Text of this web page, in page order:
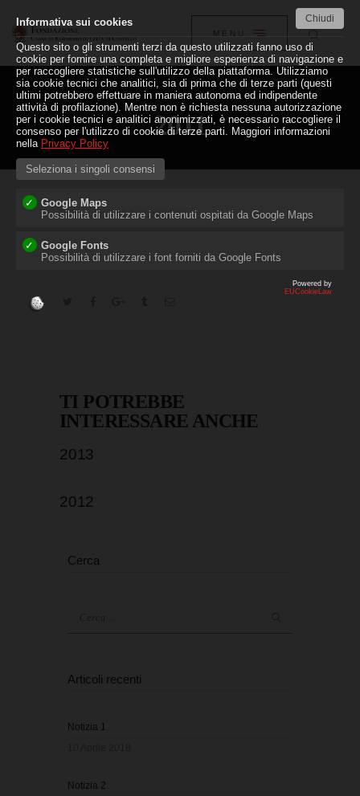
MENU
2011
CLOSE
HOME
LA FONDAZIONE
ATTIVITÀ
CONTATTI
Pubblicato su1 August 2022
TI POTREBBE
INTERESSARE ANCHE
2013
2012
Cerca
Articoli recenti
Notizia 1
Notizia 2
Informativa sui cookies
Questo sito o gli strumenti terzi da questo utilizzati fanno uso di
cookie per fornire una completa e migliore esperienza di navigazione e
per raccogliere statistiche sull'utilizzo della piattaforma. Utilizziamo
sia cookie tecnici che analitici, sia di prima che di terze parti (questi
ultimi potrebbero effettuare in maniera autonoma ed indipendente
attività di profilazione). Mentre non è richiesta nessuna autorizzazione
per i cookie tecnici e analitici anonimizzati, è necessario raccogliere il
consenso per l'utilizzo di cookie di terze parti. Maggiori informazioni
nella Privacy Policy
Seleziona i singoli consensi
Google Maps
Possibilità di utilizzare i contenuti ospitati da Google Maps
Google Fonts
Possibilità di utilizzare i font forniti da Google Fonts
Chiudi
Powered by
EUCookieLaw